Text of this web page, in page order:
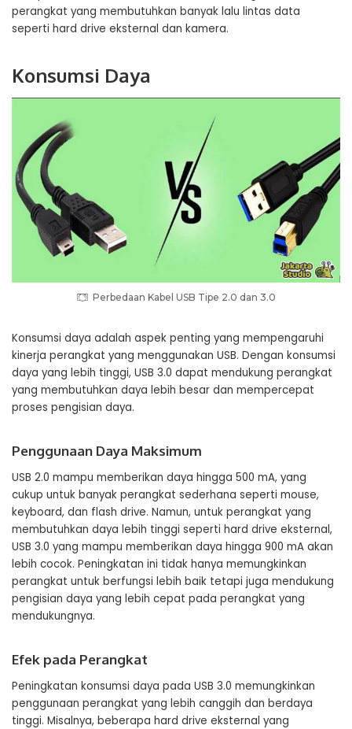
perangkat yang membutuhkan banyak lalu lintas data
seperti hard drive eksternal dan kamera.
Konsumsi Daya
Perbedaan Kabel USB Tipe 2.0 dan 3.0
Konsumsi daya adalah aspek penting yang mempengaruhi
kinerja perangkat yang menggunakan USB. Dengan konsumsi
daya yang lebih tinggi, USB 3.0 dapat mendukung perangkat
yang membutuhkan daya lebih besar dan mempercepat
proses pengisian daya.
Penggunaan Daya Maksimum
USB 2.0 mampu memberikan daya hingga 500 mA, yang
cukup untuk banyak perangkat sederhana seperti mouse,
keyboard, dan flash drive. Namun, untuk perangkat yang
membutuhkan daya lebih tinggi seperti hard drive eksternal,
USB 3.0 yang mampu memberikan daya hingga 900 mA akan
lebih cocok. Peningkatan ini tidak hanya memungkinkan
perangkat untuk berfungsi lebih baik tetapi juga mendukung
pengisian daya yang lebih cepat pada perangkat yang
mendukungnya.
Efek pada Perangkat
Peningkatan konsumsi daya pada USB 3.0 memungkinkan
penggunaan perangkat yang lebih canggih dan berdaya
tinggi. Misalnya, beberapa hard drive eksternal yang